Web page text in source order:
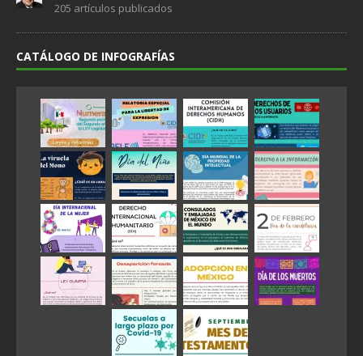
205 artículos publicados
CATÁLOGO DE INFOGRAFÍAS